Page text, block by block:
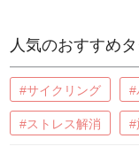
人気のおすすめ
#サイクリング #
#ストレス解消 #